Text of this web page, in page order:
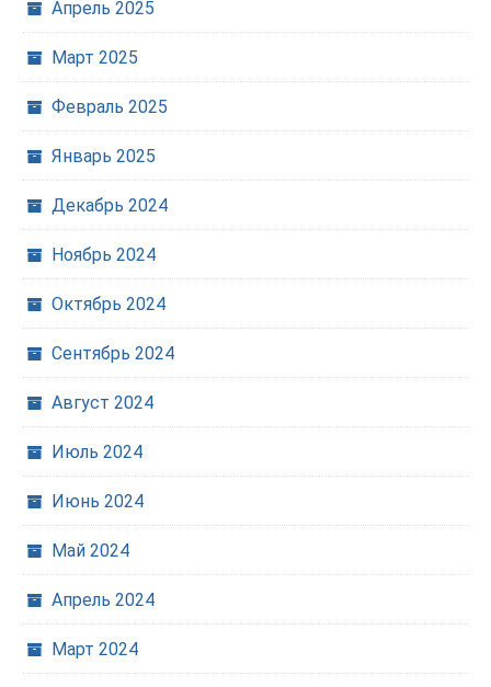
Апрель 2025
Март 2025
Февраль 2025
Январь 2025
Декабрь 2024
Ноябрь 2024
Октябрь 2024
Сентябрь 2024
Август 2024
Июль 2024
Июнь 2024
Май 2024
Апрель 2024
Март 2024